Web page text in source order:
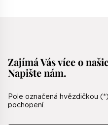
Zajímá Vás více o
Napište nám.
Pole označená hvězdičkou
pochopení.